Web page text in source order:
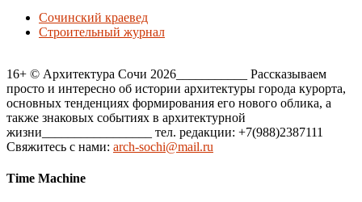
Сочинский краевед
Строительный журнал
16+ © Архитектура Сочи 2026___________ Рассказываем
просто и интересно об истории архитектуры города курорта,
основных тенденциях формирования его нового облика, а
также знаковых событиях в архитектурной
жизни_________________ тел. редакции: +7(988)2387111
Свяжитесь с нами: arch-sochi@mail.ru
Time Machine